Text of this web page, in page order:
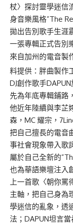
杖〉探討靈學迷信
身音樂風格”The
拋出告別歌手生涯
一張專輯正式告別
來自加州的電音
料提供：胖曲製作
DJ創作歌手
先為年底專輯鋪路
他近年陸續與李芷
森，MC 耀宗，
把自己擅長的電音
事社會現象帶入歌
屬於自己全新的
也為華語樂壇注入
上一首歌〈朝你罵
主軸，把自己身為
學迷信的亂象，透
法；DAPUN坦言